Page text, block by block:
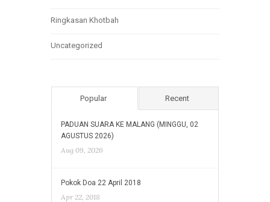
Ringkasan Khotbah
Uncategorized
Popular Recent
PADUAN SUARA KE MALANG (MINGGU, 02
AGUSTUS 2026)
Aug 09, 2026
Pokok Doa 22 April 2018
Apr 22, 2018